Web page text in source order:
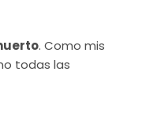
. Como mis
todas las